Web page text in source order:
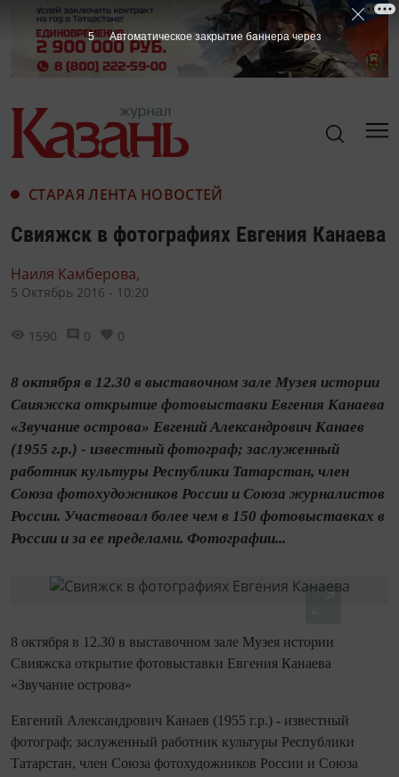
СТАРАЯ ЛЕНТА НОВОСТЕЙ
Свияжск в фотографиях Евгения Канаева
Наиля Камберова,
5 Октябрь 2016 - 10:20
1590 0 0
8 октября в 12.30 в выставочном зале Музея истории
Свияжска открытие фотовыставки Евгения Канаева
«Звучание острова» Евгений Александрович Канаев
(1955 г.р.) - известный фотограф; заслуженный
работник культуры Республики Татарстан, член
Союза фотохудожников России и Союза журналистов
России. Участвовал более чем в 150 фотовыставках в
России и за ее пределами. Фотографии...
8 октября в 12.30 в выставочном зале Музея истории
Свияжска открытие фотовыставки Евгения Канаева
«Звучание острова»
Евгений Александрович Канаев (1955 г.р.) - известный
фотограф; заслуженный работник культуры Республики
Татарстан, член Союза фотохудожников России и Союза
4 Автоматическое закрытие баннера через